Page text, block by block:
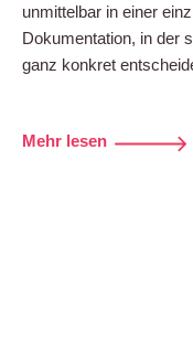
unmittelbar in einer
Dokumentation, in der
ganz konkret
Mehr lesen